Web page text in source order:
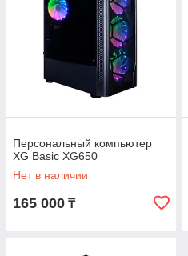
Персональный компьютер
XG Basic XG650
Нет в наличии
165 000 ₸